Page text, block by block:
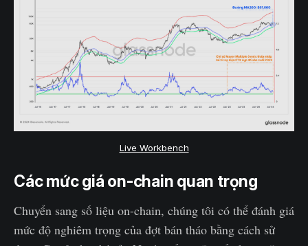
Live Workbench
Các mức giá on-chain quan trọng
Chuyển sang số liệu on-chain, chúng tôi có thể đánh giá
mức độ nghiêm trọng của đợt bán tháo bằng cách sử